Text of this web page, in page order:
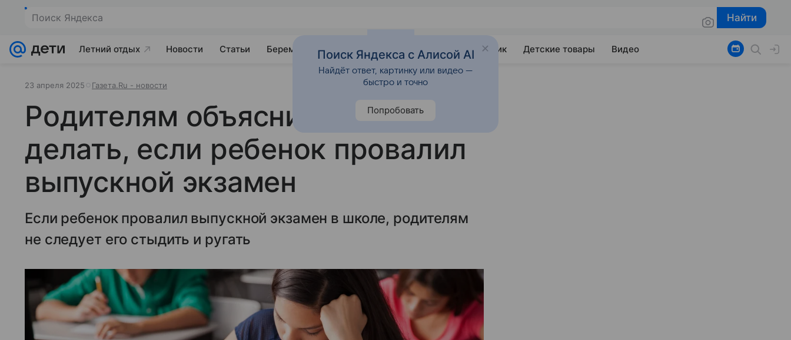
Поиск Яндекса Найти
Найти
Летний отдых Новости Статьи Беременность Развитие Почемучка Учебник Детские товары Видео
23 апреля 2025 Газета.Ru - новости
Родителям объяснили, что
делать, если ребенок провалил
выпускной экзамен
Если ребенок провалил выпускной экзамен в школе, родителям
не следует его стыдить и ругать
Поиск Яндекса с Алисой AI
Найдёт ответ, картинку или видео —
быстро и точно
Попробовать